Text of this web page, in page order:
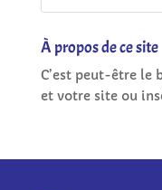
À propos de ce site
C’est peut-être le
et votre site ou